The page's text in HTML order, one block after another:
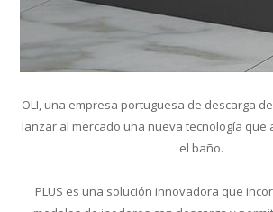
OLI, una empresa portuguesa de descarga
lanzar al mercado una nueva tecnología que
el baño.
PLUS es una solución innovadora que